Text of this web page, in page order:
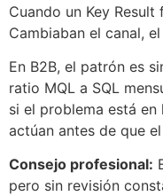
Cuando un Key
Cambiaban el canal,
En B2B, el patrón es
ratio MQL a SQL
si el problema está
actúan antes de que
Consejo profesional:
pero sin revisión